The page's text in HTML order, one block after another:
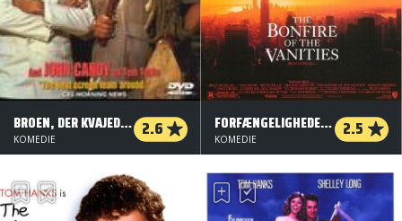
BROEN, DER KVAJEDE SIG 2.6
KOMEDIE
FORFÆNGELIGHEDENS BÅL 2.5
KOMEDIE